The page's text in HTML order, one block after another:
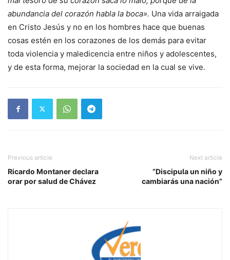
abundancia del corazón habla la boca». Una vida arraigada
en Cristo Jesús y no en los hombres hace que buenas
cosas estén en los corazones de los demás para evitar
toda violencia y maledicencia entre niños y adolescentes,
y de esta forma, mejorar la sociedad en la cual se vive.
Previous article
Ricardo Montaner declara
orar por salud de Chávez
Next article
“Discipula un niño y
cambiarás una nación”